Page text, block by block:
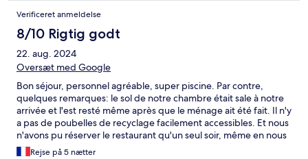
Verificeret anmeldelse
8/10 Rigtig godt
22. aug. 2024
Oversæt med Google
Bon séjour, personnel agréable, super piscine. Par contre,
quelques remarques: le sol de notre chambre était sale à notre
arrivée et l'est resté même après que le ménage ait été fait. Il n'y
a pas de poubelles de recyclage facilement accessibles. Et nous
n'avons pu réserver le restaurant qu'un seul soir, même en nous
y prenant la veille... c'était toujours complet.
Rejse på 5 nætter